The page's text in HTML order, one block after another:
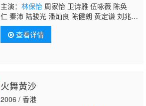
主演： 林保怡周家怡 卫诗雅 伍咏薇 陈奂
仁 秦沛 陆骏光 潘灿良 陈健朗 黄定谦 刘兆
铭 郭锋 杨偲泳 谈善言 岑珈其 唐宁 黄文慧 黄
溢濠 凌文龙 艾威 易健儿 杨伟伦 黄子澄 梁诺
妍 邵美君 刘皓岚
查看详情
火舞黄沙
2006 / 香港